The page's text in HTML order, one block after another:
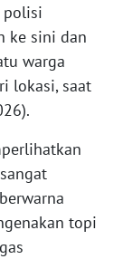
polisi
ke sini dan
warga
lokasi, saat
topi